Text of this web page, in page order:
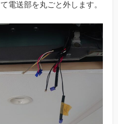
電送部を丸ごと外します。